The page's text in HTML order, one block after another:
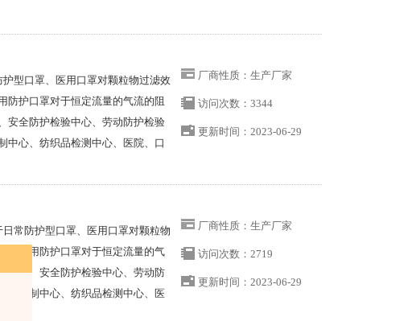
型口罩、医用口罩对颗粒物过滤效
防护口罩对于恒定流量的气流的阻
安全防护检验中心、劳动防护检验
中心、纺织品检测中心、医院、口
厂商性质：生产厂家
访问次数：3344
更新时间：2023-06-29
常防护型口罩、医用口罩对颗粒物
、医用防护口罩对于恒定流量的气
中心、安全防护检验中心、劳动防
防控制中心、纺织品检测中心、医
厂商性质：生产厂家
访问次数：2719
更新时间：2023-06-29